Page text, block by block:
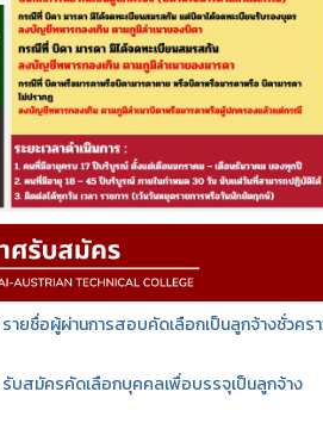
รายชื่อผู้ผ่านการสอบคัดเลือกเป็นลูกจ้างชั่วคร
รับสมัครคัดเลือกบุคคลเพื่อบรรจุเป็นลูกจ้าง